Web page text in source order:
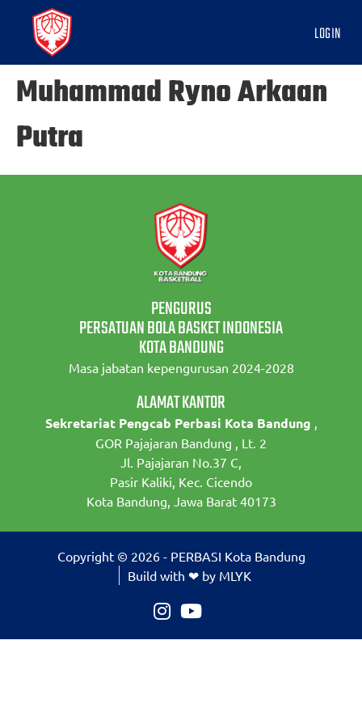
LOGIN
Muhammad Ryno Arkaan
Putra
PENGURUS
PERSATUAN BOLA BASKET INDONESIA
KOTA BANDUNG
Masa jabatan kepengurusan 2024-2028
ALAMAT KANTOR
Sekretariat Pengcab Perbasi Kota Bandung ,
GOR Pajajaran Bandung , Lt. 2
Jl. Pajajaran No.37 C,
Pasir Kaliki, Kec. Cicendo
Kota Bandung, Jawa Barat 40173
Copyright © 2026 - PERBASI Kota Bandung
Build with ❤ by MLYK